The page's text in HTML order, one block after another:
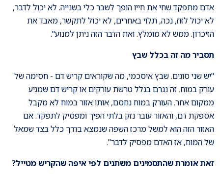
אדם מתפקד שחי את חייו הופך לשבר כלי בשנייה. לא יכול לדבר,
לא יכול לזוז, נכה, תלוי באחרים, לא יכול לתקשר, מאבד את
הזיכרון. ממש לא מומלץ. ואת הדבר הזה ניתן למנוע".
תסביר מה זה בכלל שבץ
"יש שני סוגים. שבץ איסכמי, מה שקוראים קריש דם - חסימה של
עורק במוח. זה נגרם בגלל טרשת עורקים או קריש דם שמגיע
ממקום אחר. העורק במוח נחסם, אותו אזור במוח לא מקבל
אספקת דם, והאזור עובר נזק בלתי הפיך ומפסיק לתפקד. אם
האזור הזה הוא למשל מרכז השפה שנמצא בדרך כלל בצד שמאל
של המוח, אז האדם מפסיק לדבר".
זאת אומרת שהתסמינים משתנים לפי איפה שהקריש מטייל?